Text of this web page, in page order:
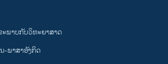
ະພາບກັບວິທະຍາສາດ
-ພາສາອັງກິດ